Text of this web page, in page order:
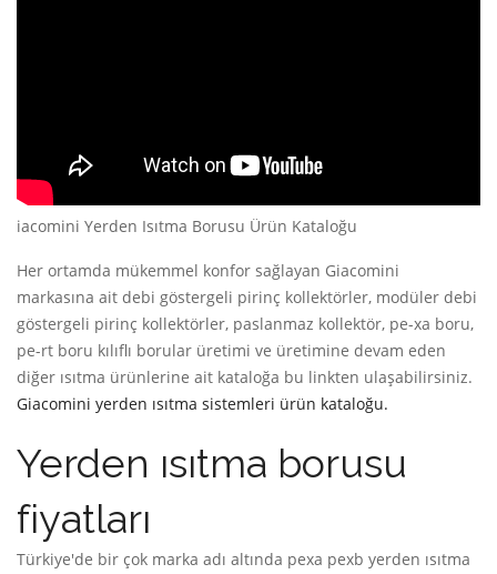
iacomini Yerden Isıtma Borusu Ürün Kataloğu
Her ortamda mükemmel konfor sağlayan Giacomini
markasına ait debi göstergeli pirinç kollektörler, modüler debi
göstergeli pirinç kollektörler, paslanmaz kollektör, pe-xa boru,
pe-rt boru kılıflı borular üretimi ve üretimine devam eden
diğer ısıtma ürünlerine ait kataloğa bu linkten ulaşabilirsiniz.
Giacomini yerden ısıtma sistemleri ürün kataloğu.
Yerden ısıtma borusu
fiyatları
Türkiye'de bir çok marka adı altında pexa pexb yerden ısıtma